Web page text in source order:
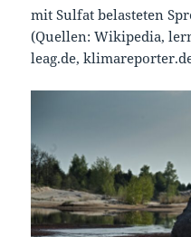
mit Sulfat belasteten
(Quellen: Wikipedia,
leag.de,